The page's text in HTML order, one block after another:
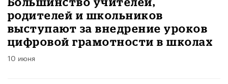
родителей и школьников
выступают за внедрение уроков
цифровой грамотности в школах
10 июня